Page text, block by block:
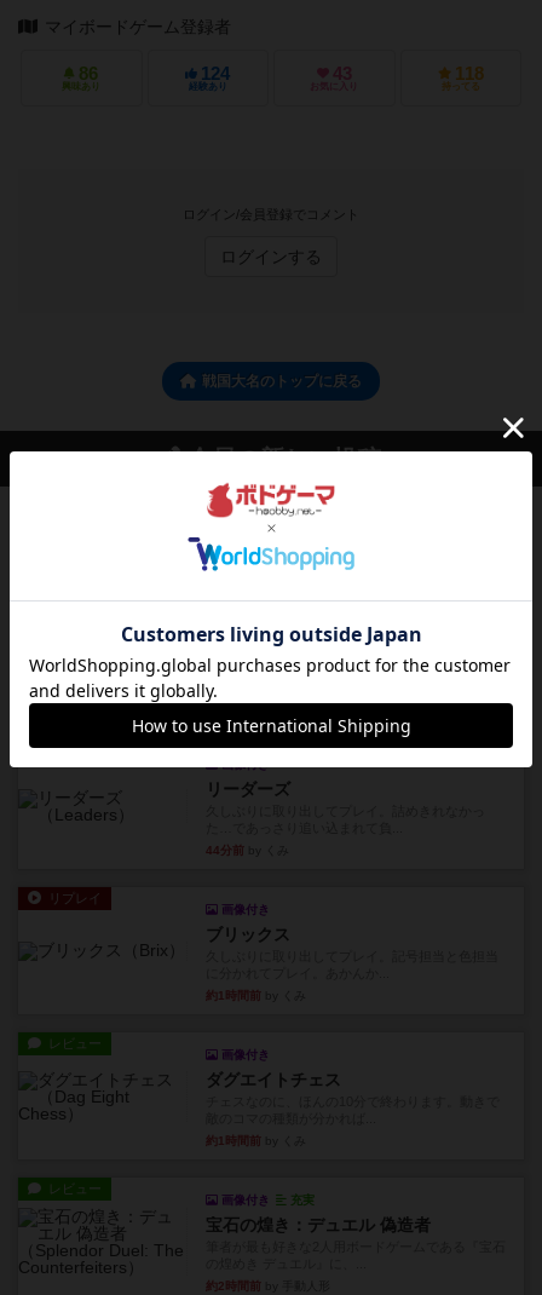
マイボードゲーム登録者
86
興味あり
124
経験あり
43
お気に入り
118
持ってる
ログイン/会員登録でコメント
ログインする
戦国大名のトップに戻る
会員の新しい投稿
エクスペディション：世界を巡る冒険
クラマー氏の不朽の名作。新しいボードゲームほ
どおもしろいはず？いいえ。...
スライプ
メインコマ一つサブコマ四つでそれぞれプレイし
36分前by くみ
リプレイ
リーダーズ
44分前
リプレイ
画像付き
ブリックス
約1時間前
レビュー
画像付き
ダグエイトチェス
約1時間前
レビュー
画像付き 充実
宝石の煌き：デュエル 偽造者
約2時間前